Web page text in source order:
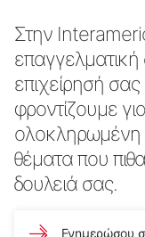
Στην
επαγγελματική
επιχείρησή σας
φροντίζουμε
ολοκληρωμένη
θέματα που
δουλειά σας.
Ενημερώσου